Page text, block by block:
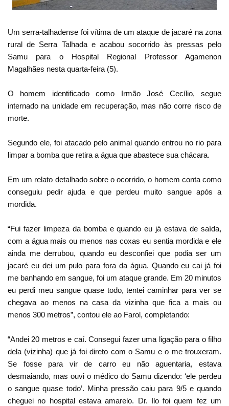
Um serra-talhadense foi vítima de um ataque de jacaré na zona
rural de Serra Talhada e acabou socorrido às pressas pelo
Samu para o Hospital Regional Professor Agamenon
Magalhães nesta quarta-feira (5).
O homem identificado como Irmão José Cecílio, segue
internado na unidade em recuperação, mas não corre risco de
morte.
Segundo ele, foi atacado pelo animal quando entrou no rio para
limpar a bomba que retira a água que abastece sua chácara.
Em um relato detalhado sobre o ocorrido, o homem conta como
conseguiu pedir ajuda e que perdeu muito sangue após a
mordida.
“Fui fazer limpeza da bomba e quando eu já estava de saída,
com a água mais ou menos nas coxas eu sentia mordida e ele
ainda me derrubou, quando eu desconfiei que podia ser um
jacaré eu dei um pulo para fora da água. Quando eu cai já foi
me banhando em sangue, foi um ataque grande. Em 20 minutos
eu perdi meu sangue quase todo, tentei caminhar para ver se
chegava ao menos na casa da vizinha que fica a mais ou
menos 300 metros”, contou ele ao Farol, completando:
“Andei 20 metros e caí. Consegui fazer uma ligação para o filho
dela (vizinha) que já foi direto com o Samu e o me trouxeram.
Se fosse para vir de carro eu não aguentaria, estava
desmaiando, mas ouvi o médico do Samu dizendo: ‘ele perdeu
o sangue quase todo’. Minha pressão caiu para 9/5 e quando
cheguei no hospital estava amarelo. Dr. Ilo foi quem fez um